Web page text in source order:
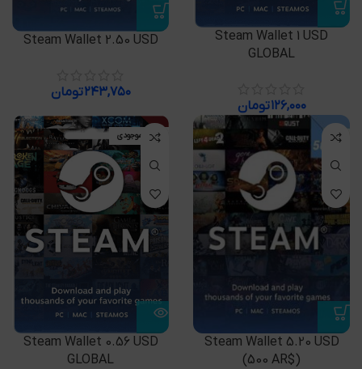
Steam Wallet 1 USD
GLOBAL
۱۲۶,۰۰۰تومان
Steam Wallet 2.50 USD
۲۴۳,۷۵۰تومان
Steam Wallet 5.20 USD
(500 AR$)
اتمام موجودی
Steam Wallet 0.56 USD
GLOBAL